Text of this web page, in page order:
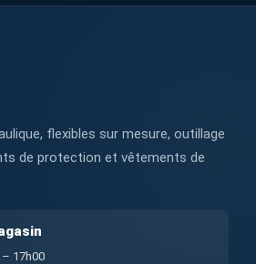
flexibles sur mesure, outillage
de protection et vêtements de
17h00